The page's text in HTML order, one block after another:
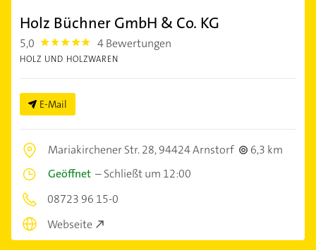
Holz Büchner GmbH & Co. KG
5,0 5.0 4 Bewertungen
HOLZ UND HOLZWAREN
E-Mail
Mariakirchener Str. 28,94424 Arnstorf
6,3 km
Geöffnet –Schließt um 12:00
08723 96 15-0
Webseite